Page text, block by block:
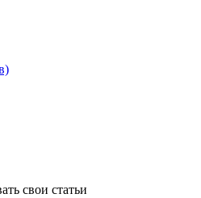
свои статьи